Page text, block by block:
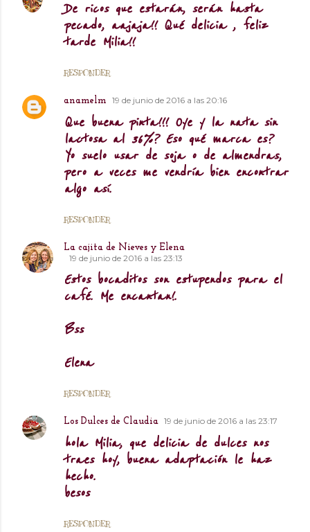
De ricos que estarán, serán hasta
pecado, aajaja!! Qué delicia , feliz
tarde Milia!!
RESPONDER
anamelm 19 de junio de 2016 a las 20:16
Que buena pinta!!! Oye y la nata sin
lactosa al 36%? Eso qué marca es?
Yo suelo usar de soja o de almendras,
pero a veces me vendría bien encontrar
algo así.
RESPONDER
La cajita de Nieves y Elena
19 de junio de 2016 a las 23:13
Estos bocaditos son estupendos para el
café. Me encantan!.
Bss
Elena
RESPONDER
Los Dulces de Claudia 19 de junio de 2016 a las 23:17
hola Milia, que delicia de dulces nos
traes hoy, buena adaptación le haz
hecho.
besos
RESPONDER